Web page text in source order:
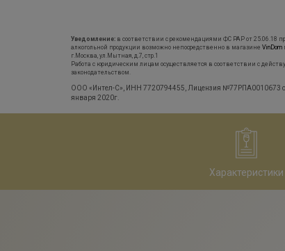
Уведомление: в соответствии с рекомендациями ФС РАР от 25.06.18
алкогольной продукции возможно непосредственно в магазине VinDom
г.Москва, ул.Мытная, д.7, стр.1
Работа с юридическим лицам осуществляется в соответствии с
законодательством.
ООО «Интел-С», ИНН 7720794455, Лицензия №77РПА0010673
января 2020г.
Характеристики